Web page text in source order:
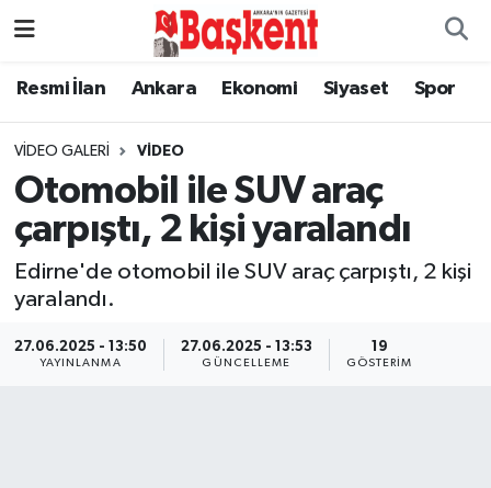
Resmi İlan Ankara Ekonomi Siyaset Spor
VIDEO GALERI VIDEO
Otomobil ile SUV araç
çarpıştı, 2 kişi yaralandı
Edirne'de otomobil ile SUV araç çarpıştı, 2 kişi
yaralandı.
27.06.2025 - 13:50
YAYINLANMA
27.06.2025 - 13:53
GÜNCELLEME
19
GÖSTERIM
Ankara
Asayiş
Çevre
Dünya
Eğitim
Ekonomi
Nöbetçi Eczaneler
Hava Durumu
Namaz Vakitleri
Trafik Durumu
Süper Lig Puan Durumu ve Fikstür
Tüm Manşetler